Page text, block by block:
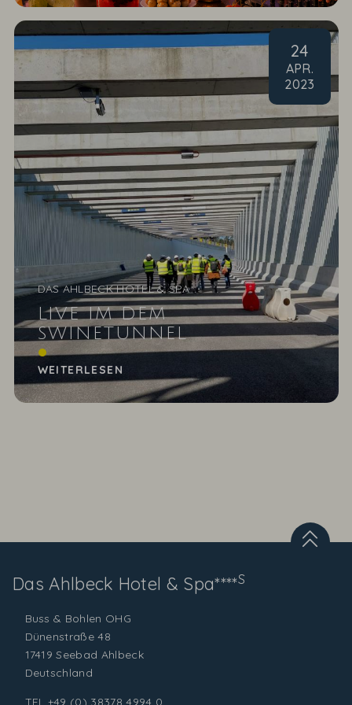
24
APR.
2023
LIVE IM DEM
SWINETUNNEL
Unsere Hoteldirektorin hatte am Freitag, den
21.04.23 das große Glück, sich den neu gebauten
Swinetunnel...
DAS AHLBECK HOTEL & SPA
WEITERLESEN
Das Ahlbeck Hotel & Spa****S
Buss & Bohlen OHG
Dünenstraße 48
17419 Seebad Ahlbeck
Deutschland
TEL +49 (0) 38378 4994 0